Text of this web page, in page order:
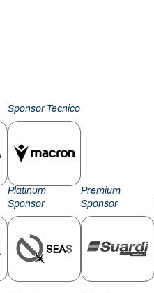
Sponsor Tecnico
Platinum
Sponsor
Premium
Sponsor